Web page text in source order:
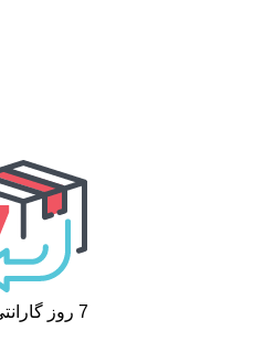
7 روز گارانتی بازگشت وجه